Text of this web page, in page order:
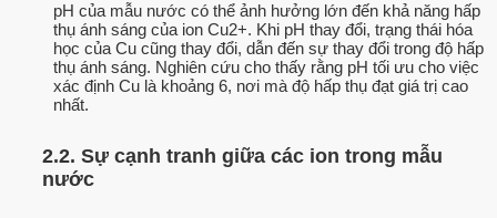
pH của mẫu nước có thể ảnh hưởng lớn đến khả năng hấp
thụ ánh sáng của ion Cu2+. Khi pH thay đổi, trạng thái hóa
học của Cu cũng thay đổi, dẫn đến sự thay đổi trong độ hấp
thụ ánh sáng. Nghiên cứu cho thấy rằng pH tối ưu cho việc
xác định Cu là khoảng 6, nơi mà độ hấp thụ đạt giá trị cao
nhất.
2.2. Sự cạnh tranh giữa các ion trong mẫu
nước